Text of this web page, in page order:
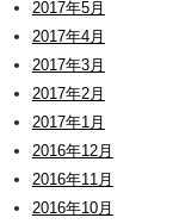
2017年5月
2017年4月
2017年3月
2017年2月
2017年1月
2016年12月
2016年11月
2016年10月